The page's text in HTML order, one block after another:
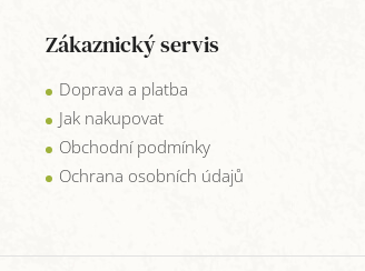
Zákaznický servis
Doprava a platba
Jak nakupovat
Obchodní podmínky
Ochrana osobních údajů